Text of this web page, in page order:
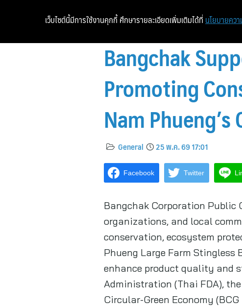
Bangchak
Promoting
Nam
General 25 พ.ค. 69 17:01
Facebook Twitter
Bangchak Corporation Public
organizations, and local
conservation, ecosystem
Phueng Large Farm Stingless
enhance product quality and
Administration (Thai FDA),
Circular-Green Economy
เว็บไซต์นี้มีการใช้งานคุกกี้ ศึกษารายละเอียดเพิ่มเติมได้ที่ นโยบายคว